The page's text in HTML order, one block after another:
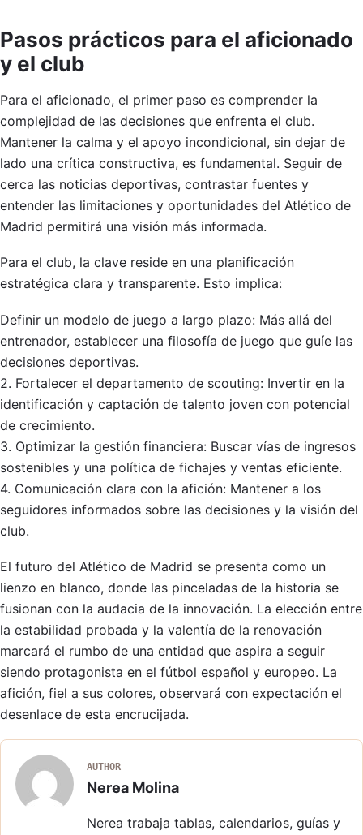
Pasos prácticos para el aficionado
y el club
Para el aficionado, el primer paso es comprender la
complejidad de las decisiones que enfrenta el club.
Mantener la calma y el apoyo incondicional, sin dejar de
lado una crítica constructiva, es fundamental. Seguir de
cerca las noticias deportivas, contrastar fuentes y
entender las limitaciones y oportunidades del Atlético de
Madrid permitirá una visión más informada.
Para el club, la clave reside en una planificación
estratégica clara y transparente. Esto implica:
Definir un modelo de juego a largo plazo: Más allá del
entrenador, establecer una filosofía de juego que guíe las
decisiones deportivas.
2. Fortalecer el departamento de scouting: Invertir en la
identificación y captación de talento joven con potencial
de crecimiento.
3. Optimizar la gestión financiera: Buscar vías de ingresos
sostenibles y una política de fichajes y ventas eficiente.
4. Comunicación clara con la afición: Mantener a los
seguidores informados sobre las decisiones y la visión del
club.
El futuro del Atlético de Madrid se presenta como un
lienzo en blanco, donde las pinceladas de la historia se
fusionan con la audacia de la innovación. La elección entre
la estabilidad probada y la valentía de la renovación
marcará el rumbo de una entidad que aspira a seguir
siendo protagonista en el fútbol español y europeo. La
afición, fiel a sus colores, observará con expectación el
desenlace de esta encrucijada.
AUTHOR
Nerea Molina
Nerea trabaja tablas, calendarios, guías y